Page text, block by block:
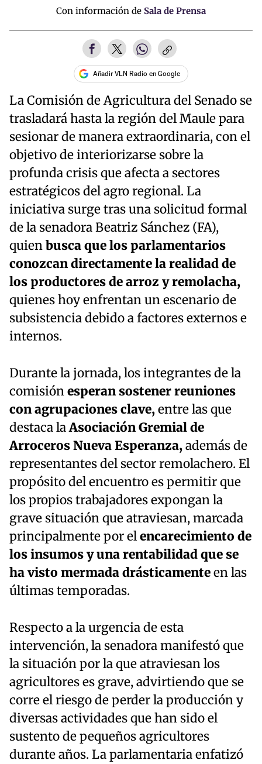
Con información de Sala de Prensa
Añadir VLN Radio en Google
La Comisión de Agricultura del Senado se
trasladará hasta la región del Maule para
sesionar de manera extraordinaria, con el
objetivo de interiorizarse sobre la
profunda crisis que afecta a sectores
estratégicos del agro regional. La
iniciativa surge tras una solicitud formal
de la senadora Beatriz Sánchez (FA),
quienbusca que los parlamentarios
conozcan directamente la realidad de
los productores de arroz y remolacha,
quienes hoy enfrentan un escenario de
subsistencia debido a factores externos e
internos.
Durante la jornada, los integrantes de la
comisiónesperan sostener reuniones
con agrupaciones clave,entre las que
destaca laAsociación Gremial de
Arroceros Nueva Esperanza,además de
representantes del sector remolachero. El
propósito del encuentro es permitir que
los propios trabajadores expongan la
grave situación que atraviesan, marcada
principalmente por elencarecimiento de
los insumos y una rentabilidad que se
ha visto mermada drásticamenteen las
últimas temporadas.
Respecto a la urgencia de esta
intervención, la senadora manifestó que
la situación por la que atraviesan los
agricultores es grave, advirtiendo que se
corre el riesgo de perder la producción y
diversas actividades que han sido el
sustento de pequeños agricultores
durante años. La parlamentaria enfatizó